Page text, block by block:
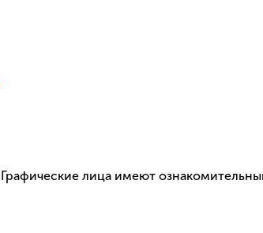
Графические лица имеют